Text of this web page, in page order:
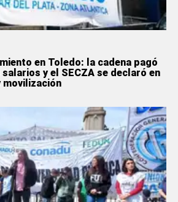
en Toledo: la cadena pagó
y el SECZA se declaró en